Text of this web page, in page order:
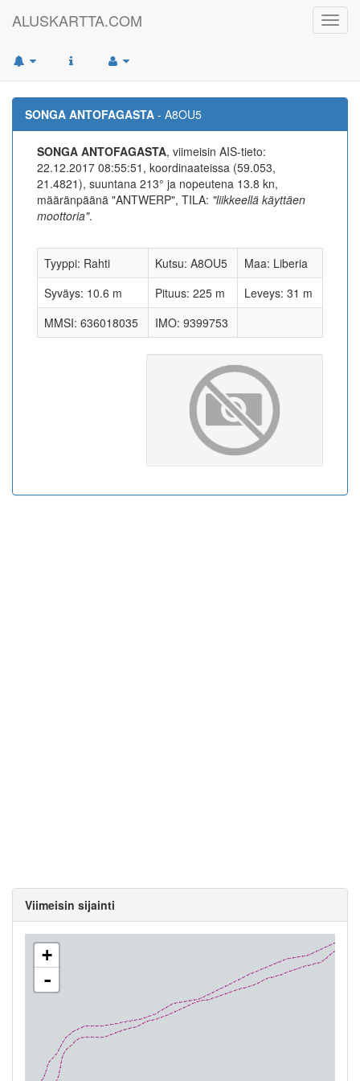
ALUSKARTTA.COM
SONGA ANTOFAGASTA - A8OU5
SONGA ANTOFAGASTA, viimeisin AIS-tieto:
22.12.2017 08:55:51, koordinaateissa (59.053,
21.4821), suuntana 213° ja nopeutena 13.8 kn,
määränpäänä "ANTWERP", TILA: "liikkeellä käyttäen
moottoria".
Tyyppi: Rahti Kutsu: A8OU5
Maa: Liberia
Syväys: 10.6 m
Pituus: 225 m
Leveys: 31 m
MMSI: 636018035
IMO: 9399753
Viimeisin sijainti
+
-